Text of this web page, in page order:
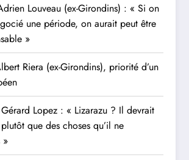
Louveau (ex-Girondins) : « Si on
une période, on aurait peut être
»
Riera (ex-Girondins), priorité d’un
Lopez : « Lizarazu ? Il devrait
que des choses qu’il ne
»